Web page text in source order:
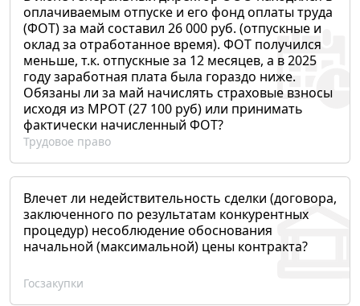
оплачиваемым отпуске и его фонд оплаты труда
(ФОТ) за май составил 26 000 руб. (отпускные и
оклад за отработанное время). ФОТ получился
меньше, т.к. отпускные за 12 месяцев, а в 2025
году заработная плата была гораздо ниже.
Обязаны ли за май начислять страховые взносы
исходя из МРОТ (27 100 руб) или принимать
фактически начисленный ФОТ?
Трудовое право
Влечет ли недействительность сделки (договора,
заключенного по результатам конкурентных
процедур) несоблюдение обоснования
начальной (максимальной) цены контракта?
Госзакупки